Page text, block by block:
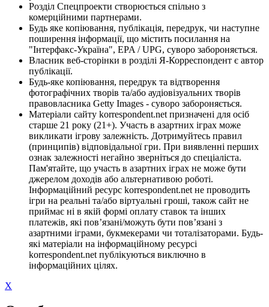
Розділ Спецпроекти створюється спільно з
комерційними партнерами.
Будь яке копіювання, публікація, передрук, чи наступне
поширення інформації, що містить посилання на
"Інтерфакс-Україна", EPA / UPG, суворо забороняється.
Власник веб-сторінки в розділі Я-Корреспондент є автор
публікації.
Будь-яке копіювання, передрук та відтворення
фотографічних творів та/або аудіовізуальних творів
правовласника Getty Images - суворо забороняється.
Матеріали сайту korrespondent.net призначені для осіб
старше 21 року (21+). Участь в азартних іграх може
викликати ігрову залежність. Дотримуйтесь правил
(принципів) відповідальної гри. При виявленні перших
ознак залежності негайно зверніться до спеціаліста.
Пам'ятайте, що участь в азартних іграх не може бути
джерелом доходів або альтернативою роботі.
Інформаційний ресурс korrespondent.net не проводить
ігри на реальні та/або віртуальні гроші, також сайт не
приймає ні в якій формі оплату ставок та інших
платежів, які пов’язані/можуть бути пов’язані з
азартними іграми, букмекерами чи тоталізаторами. Будь-
які матеріали на інформаційному ресурсі
korrespondent.net публікуються виключно в
інформаційних цілях.
X